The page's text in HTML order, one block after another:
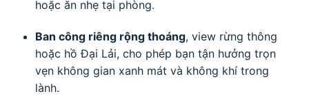
hoặc ăn nhẹ tại phòng.
Ban công riêng rộng thoáng, view rừng thông
hoặc hồ Đại Lải, cho phép bạn tận hưởng trọn
vẹn không gian xanh mát và không khí trong
lành.